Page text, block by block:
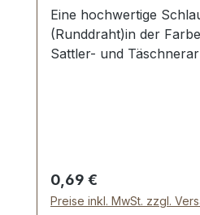
Eine hochwertige
(Runddraht)in der
Sattler- und
Materialstärke: 2,4
Stück Schlaufe
Regulärer Preis:
0,69 €
Preise inkl. MwSt. zzgl.